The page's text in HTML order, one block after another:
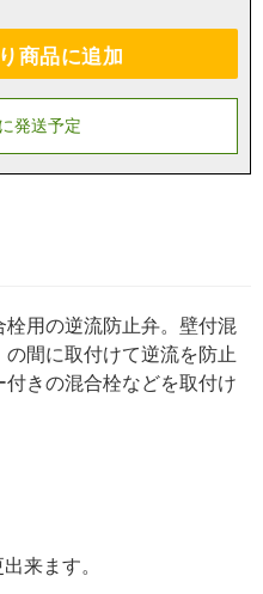
商品に追加
用の逆流防止弁。壁付混
間に取付けて逆流を防止
きの混合栓などを取付け
来ます。